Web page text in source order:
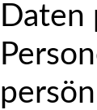
Daten